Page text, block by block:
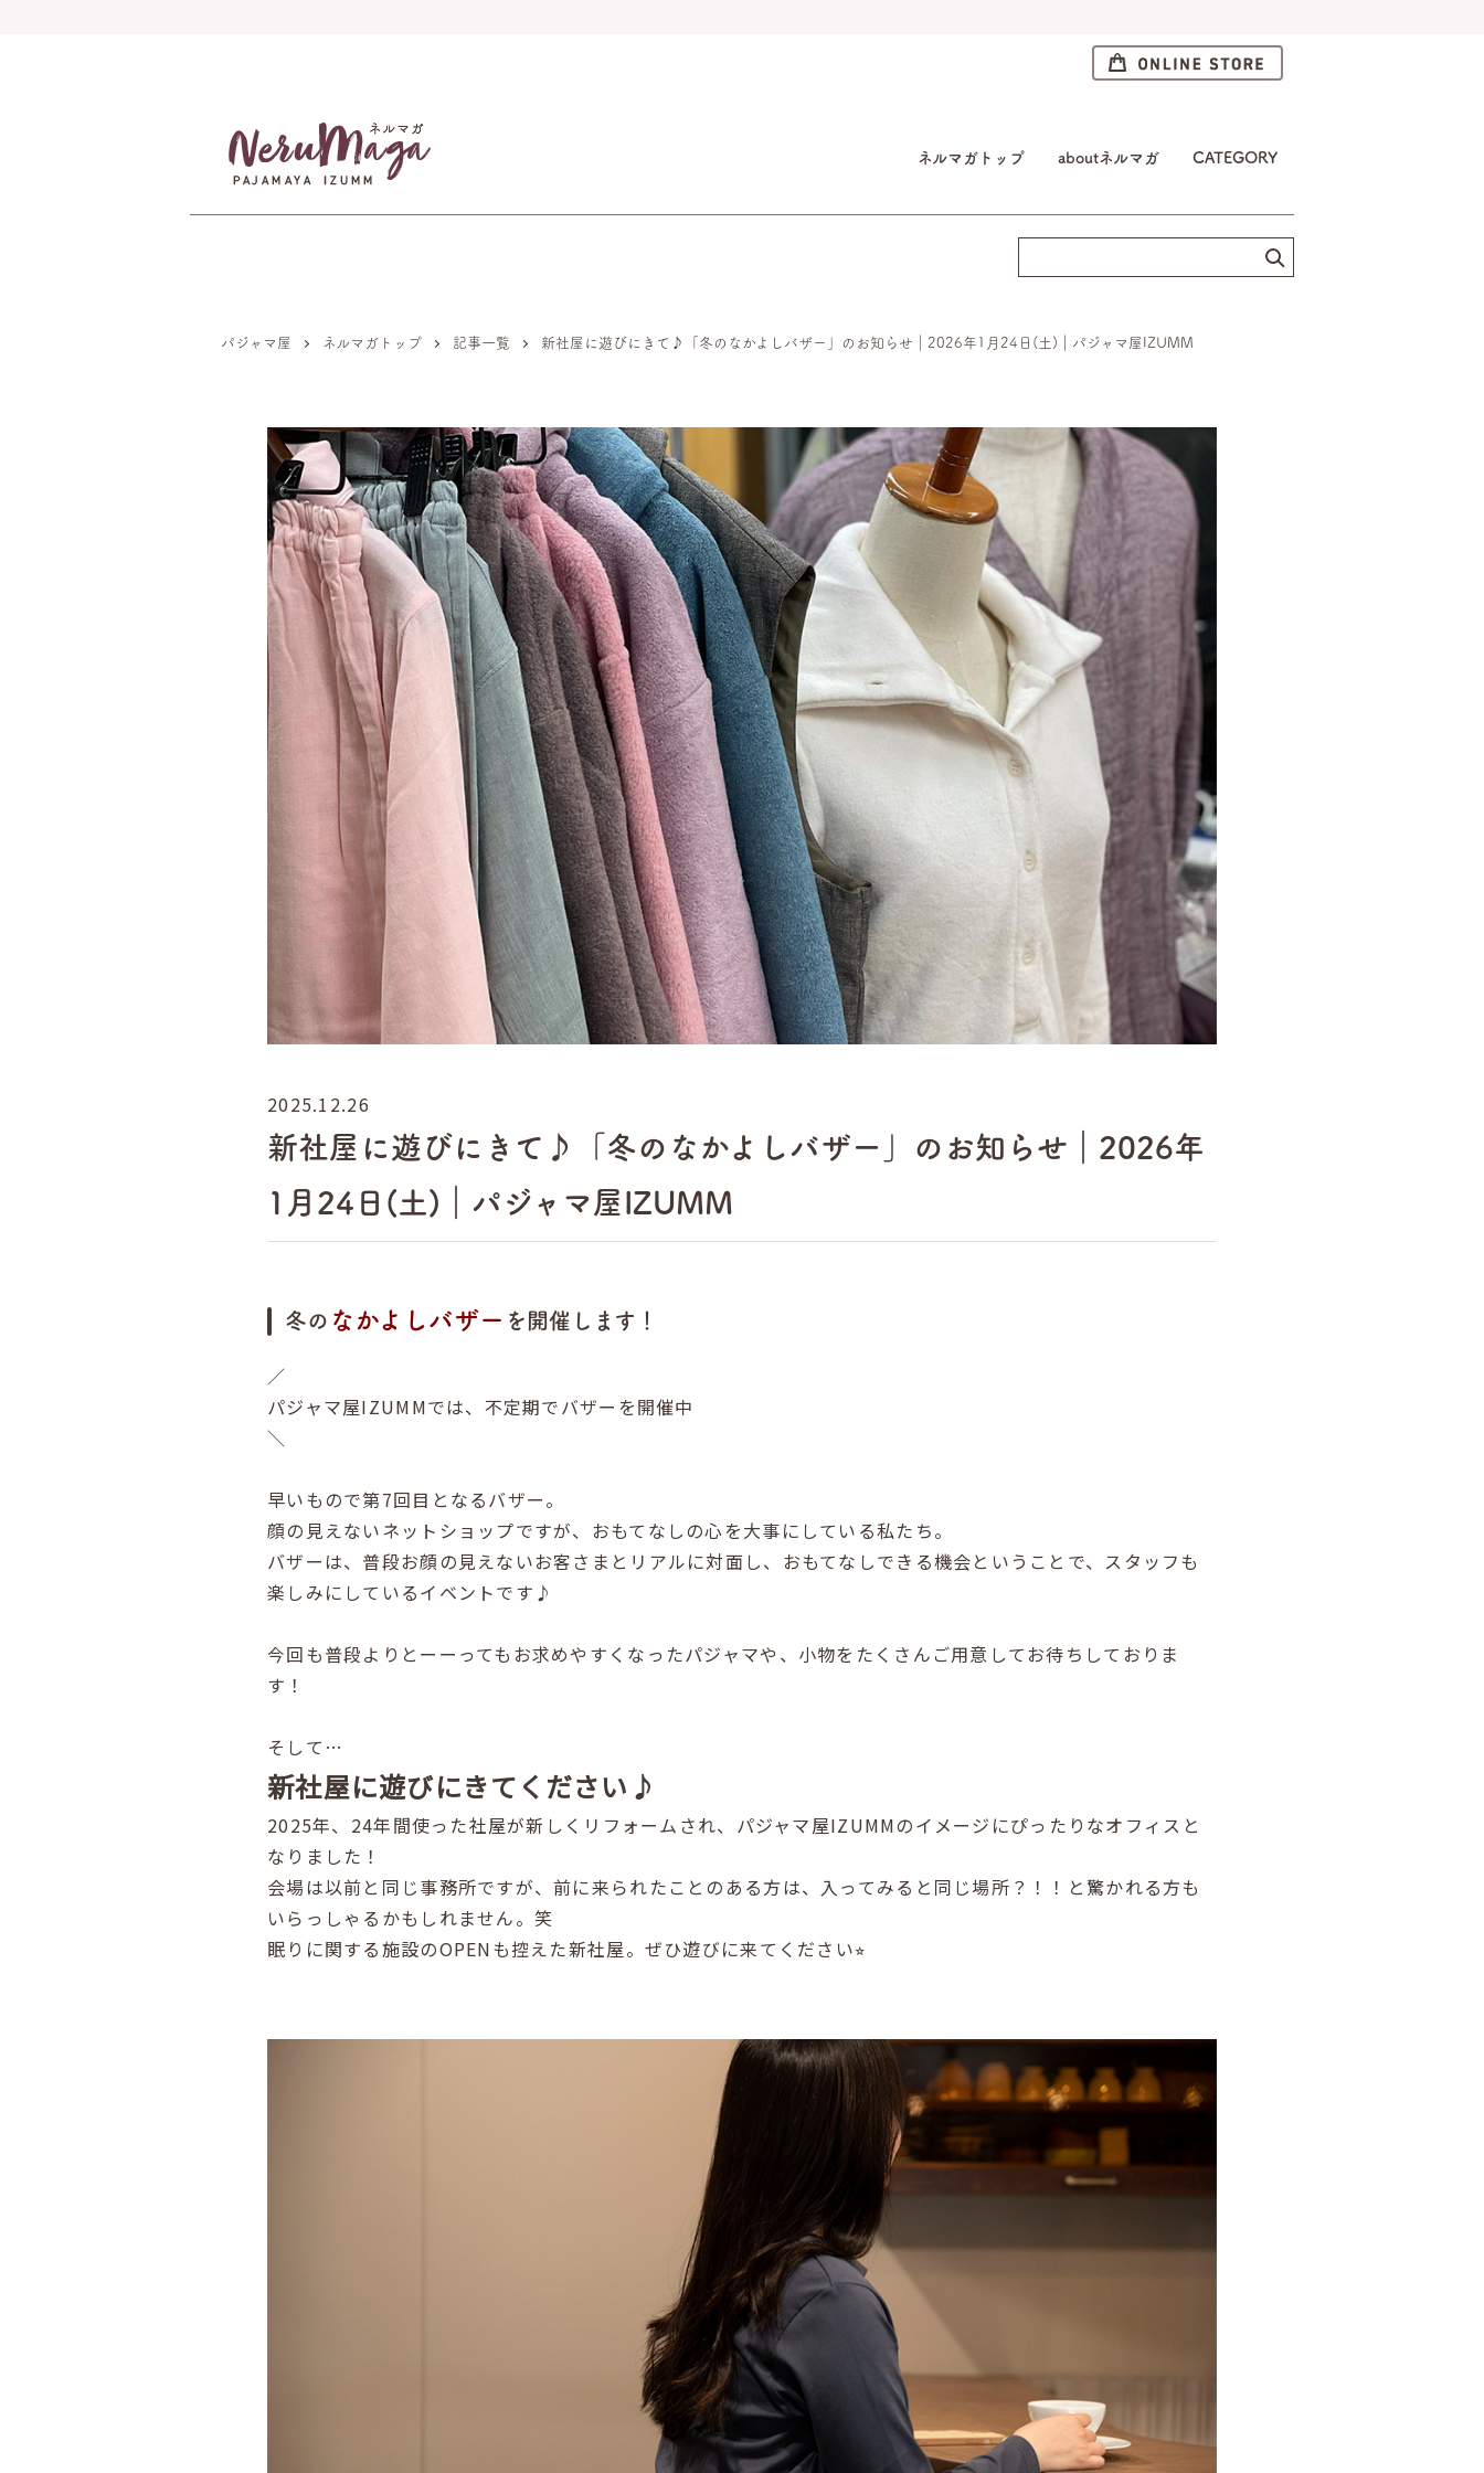
ネルマガトップ aboutネルマガ CATEGORY
パジャマ屋 ネルマガトップ 記事一覧 新社屋に遊びにきて♪「冬のなかよしバザー」のお知らせ｜2026年1月24日(土)｜パジャマ屋IZUMM
2025.12.26
新社屋に遊びにきて♪「冬のなかよしバザー」のお知らせ｜2026年
1月24日(土)｜パジャマ屋IZUMM
冬の なかよしバザー を開催します！
／
パジャマ屋IZUMMでは、不定期でバザーを開催中
＼
早いもので第7回目となるバザー。
顔の見えないネットショップですが、おもてなしの心を大事にしている私たち。
バザーは、普段お顔の見えないお客さまとリアルに対面し、おもてなしできる機会ということで、スタッフも
楽しみにしているイベントです♪
今回も普段よりとーーってもお求めやすくなったパジャマや、小物をたくさんご用意してお待ちしておりま
す！
そして…
新社屋に遊びにきてください♪
2025年、24年間使った社屋が新しくリフォームされ、パジャマ屋IZUMMのイメージにぴったりなオフィスと
なりました！
会場は以前と同じ事務所ですが、前に来られたことのある方は、入ってみると同じ場所？！！と驚かれる方も
いらっしゃるかもしれません。笑
眠りに関する施設のOPENも控えた新社屋。ぜひ遊びに来てください⭐︎